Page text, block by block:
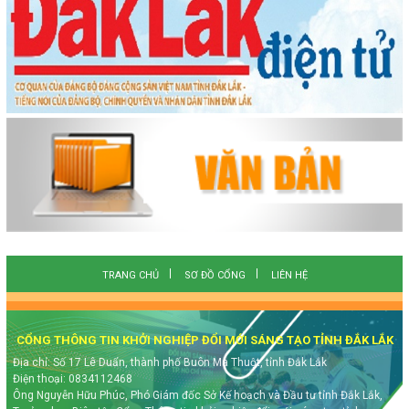
TRANG CHỦ SƠ ĐỒ CỔNG LIÊN HỆ
CỔNG THÔNG TIN KHỞI NGHIỆP ĐỔI MỚI SÁNG TẠO TỈNH ĐẮK LẮK
Địa chỉ: Số 17 Lê Duẩn, thành phố Buôn Ma Thuột, tỉnh Đắk Lắk
Điện thoại: 0834112468
Ông Nguyễn Hữu Phúc, Phó Giám đốc Sở Kế hoạch và Đầu tư tỉnh Đắk Lắk,